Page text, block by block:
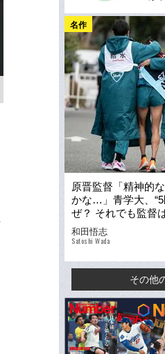
名作
原晋監督「精神的
かな…」青学大、
ぜ？ それでも監督
な言葉でかばった
和田悟志
Satoshi Wada
その他